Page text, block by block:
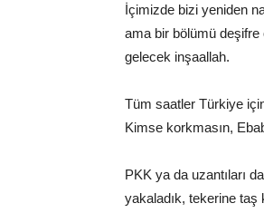
İçimizde bizi yeniden
ama bir bölümü deşifre
gelecek inşaallah.
Tüm saatler Türkiye
Kimse korkmasın,
PKK ya da uzantıları
yakaladık, tekerine